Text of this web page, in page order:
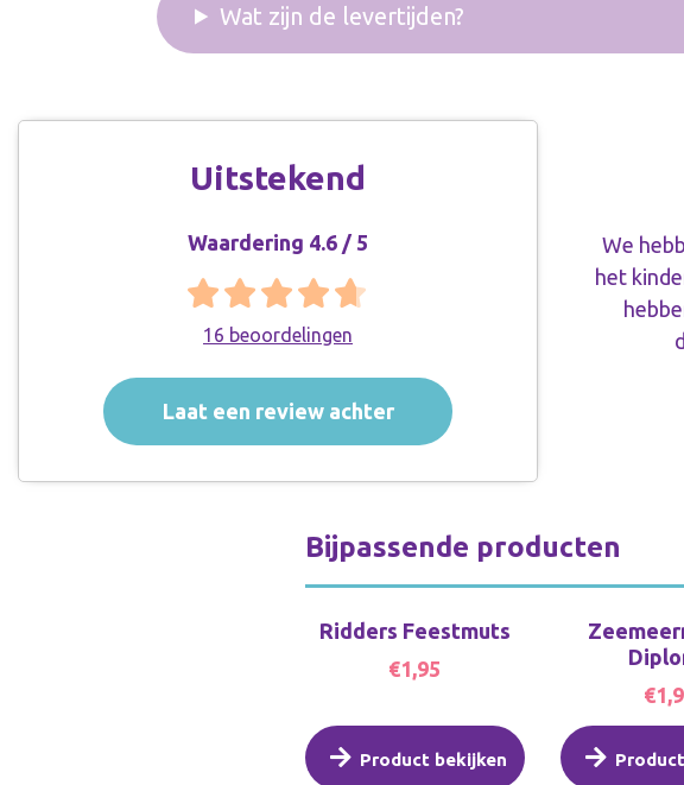
Wat zijn de levertijden?
Uitstekend
Waardering 4.6 / 5
16 beoordelingen
Laat een review achter
Ik had een aantal diploma's besteld voor
het prinsessenfeestje van mijn dochter.
Waren supersnel binnen en ze vonden het
superleuk! Het hele feestje was leuk in
thema. Ik ga hier zeker nog eens bestellen.
We
het
Bijpassende producten
Ridders Feestmuts
€1,95
Product bekijken